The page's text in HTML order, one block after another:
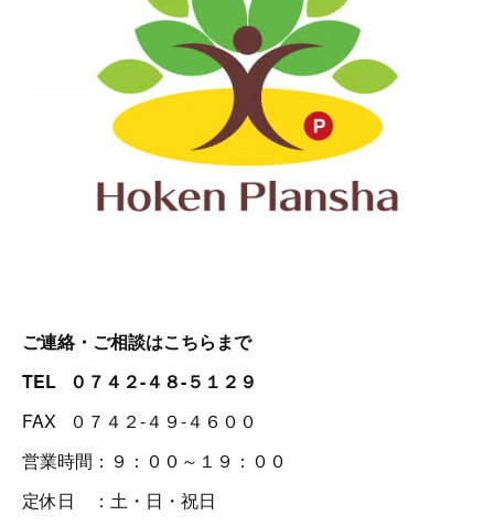
ご連絡・ご相談はこちらまで
TEL ０７４２-４８-５１２９
FAX ０７４２-４９-４６００
営業時間：９：００～１９：００
定休日 ：土・日・祝日